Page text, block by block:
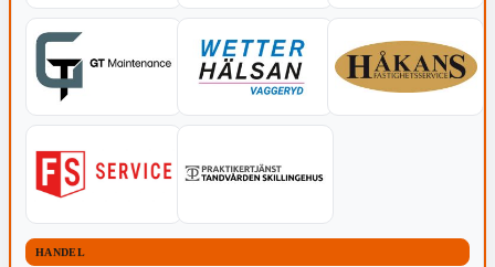
HANDEL